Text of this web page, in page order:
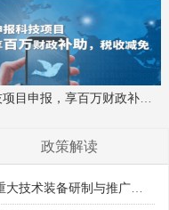
科技项目申报，享百万财政补贴，减免40%所得税
政策解读
入库储备申报时间、条件要求、补助奖励